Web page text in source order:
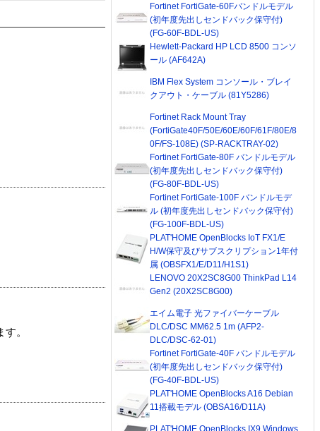
。
Fortinet FortiGate-60Fバンドルモデル
(初年度先出しセンドバック保守付)
(FG-60F-BDL-US)
Hewlett-Packard HP LCD 8500 コンソ
ール (AF642A)
IBM Flex System コンソール・ブレイ
クアウト・ケーブル (81Y5286)
Fortinet Rack Mount Tray
(FortiGate40F/50E/60E/60F/61F/80E/8
0F/FS-108E) (SP-RACKTRAY-02)
Fortinet FortiGate-80F バンドルモデル
(初年度先出しセンドバック保守付)
(FG-80F-BDL-US)
Fortinet FortiGate-100F バンドルモデ
ル (初年度先出しセンドバック保守付)
(FG-100F-BDL-US)
PLAT'HOME OpenBlocks IoT FX1/E
H/W保守及びサブスクリプション1年付
属 (OBSFX1/E/D11/H1S1)
LENOVO 20X2SC8G00 ThinkPad L14
Gen2 (20X2SC8G00)
エイム電子 光ファイバーケーブル
DLC/DSC MM62.5 1m (AFP2-
DLC/DSC-62-01)
Fortinet FortiGate-40F バンドルモデル
(初年度先出しセンドバック保守付)
(FG-40F-BDL-US)
PLAT'HOME OpenBlocks A16 Debian
11搭載モデル (OBSA16/D11A)
PLAT'HOME OpenBlocks IX9 Windows